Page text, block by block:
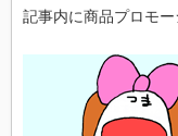
記事内に商品プロモ